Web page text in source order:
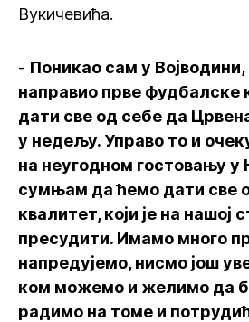
Вукичевића.
- Поникао сам у
направио прве фудбалске
дати све од себе да
у недељу. Управо то и
на неугодном гостовању
сумњам да ћемо дати све
квалитет, који је на нашој
пресудити. Имамо много
напредујемо, нисмо још
ком можемо и желимо да
радимо на томе и